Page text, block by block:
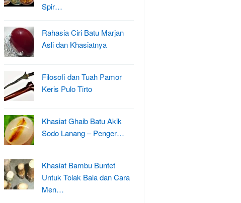
Spir…
Rahasia Ciri Batu Marjan
Asli dan Khasiatnya
Filosofi dan Tuah Pamor
Keris Pulo Tirto
Khasiat Ghaib Batu Akik
Sodo Lanang – Penger…
Khasiat Bambu Buntet
Untuk Tolak Bala dan Cara
Men…